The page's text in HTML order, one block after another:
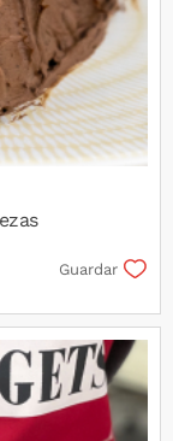
Guardar